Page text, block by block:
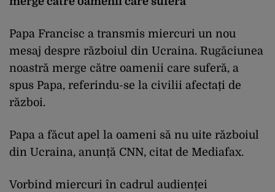
Papa Francisc a transmis miercuri un nou
mesaj despre războiul din Ucraina. Rugăciunea
noastră merge către oamenii care suferă, a
spus Papa, referindu-se la civilii afectați de
război.
Papa a făcut apel la oameni să nu uite războiul
din Ucraina, anunță CNN, citat de Mediafax.
Vorbind miercuri în cadrul audienței